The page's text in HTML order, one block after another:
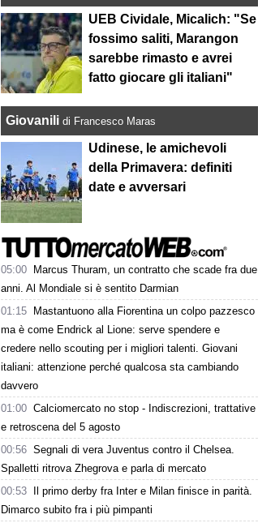
UEB Cividale, Micalich: "Se
fossimo saliti, Marangon
sarebbe rimasto e avrei
fatto giocare gli italiani"
Giovanili di Francesco Maras
Udinese, le amichevoli
della Primavera: definiti
date e avversari
05:00
Marcus Thuram, un contratto che scade fra due
anni. Al Mondiale si è sentito Darmian
01:15
Mastantuono alla Fiorentina un colpo pazzesco
ma è come Endrick al Lione: serve spendere e
credere nello scouting per i migliori talenti. Giovani
italiani: attenzione perché qualcosa sta cambiando
davvero
01:00 Calciomercato no stop - Indiscrezioni, trattative
e retroscena del 5 agosto
00:56 Segnali di vera Juventus contro il Chelsea.
Spalletti ritrova Zhegrova e parla di mercato
00:53
Il primo derby fra Inter e Milan finisce in parità.
Dimarco subito fra i più pimpanti